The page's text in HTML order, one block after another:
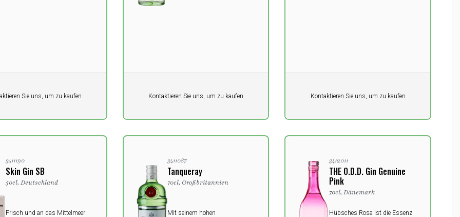
Sie uns, um zu kaufen Kontaktieren Sie uns, um zu kaufen
Pro Einheit
0,00DKK
Kontaktieren Sie uns, um zu kaufen
Pro Einheit
0,00DKK
3411190
Skin Gin SB
50cl, Deutschland
Frisch und an das Mittelmeer
3411087
Tanqueray
70cl, Großbritannien
Mit seinem hohen
3412011
THE O.D.D. Gin Genuine
Pink
70cl, Dänemark
Hübsches Rosa ist die Essenz